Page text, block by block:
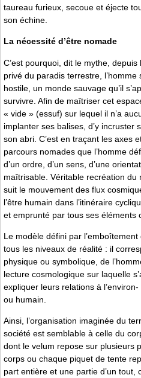
taureau furieux, secoue et éjecte
son échine.
La nécessité d’être nomade
C’est pourquoi, dit le mythe,
privé du paradis terrestre,
hostile, un monde sauvage qu’il
survivre. Afin de maîtriser cet
« vide » (essuf) sur lequel il n’a
implanter ses balises, d’y incruster
son abri. C’est en traçant les axes
parcours nomades que l’homme
d’un ordre, d’un sens, d’une
maîtrisable. Véritable recréation
suit le mouvement des flux
l’être humain dans l’itinéraire
et emprunté par tous ses éléments
Le modèle défini par
tous les niveaux de réalité : il
physique ou symbolique, de
lecture cosmologique sur laquelle
expliquer leurs relations à
ou humain.
Ainsi, l’organisation imaginée du
société est semblable à celle du
dont le velum repose sur plusieurs
corps ou chaque piquet de tente
part entière et une partie d’un tout,